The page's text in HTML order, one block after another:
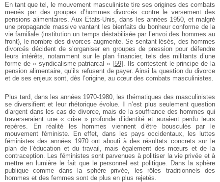
En tant que tel, le mouvement masculiniste tire ses origines des combats
menés par des groupes d’hommes divorcés contre le versement des
pensions alimentaires.Aux Etats-Unis, dans les années 1950, et malgré
une propagande massive vantant les bienfaits du bonheur conforme de la
vie familiale (institution un temps déstabilisée par l’envoi des hommes au
front), le nombre des divorces augmente. Se sentant lésés, des hommes
divorcés décident de s’organiser en groupes de pression pour défendre
leurs intérêts, notamment sur le plan financier, tels des militants d’une
forme de « syndicalisme patriarcal » [59] . Ils contestent le principe de la
pension alimentaire, qu’ils refusent de payer. Ainsi la question du divorce
et de ses enjeux sont, dès l’origine, au cœur des combats masculinistes.
Plus tard, dans les années 1970-1980, les thématiques des masculinistes
se diversifient et leur rhétorique évolue. Il n’est plus seulement question
d’argent dans les cas de divorce, mais de la souffrance des hommes qui
traverseraient une « crise » profonde d’identité et auraient perdu leurs
repères. En réalité les hommes viennent d’être bousculés par le
mouvement féministe. En effet, dans les pays occidentaux, les luttes
féministes des années 1970 ont abouti à des résultats concrets sur le
plan de l’éducation et du travail, mais également des mœurs et de la
contraception. Les féministes sont parvenues à politiser la vie privée et à
mettre en lumière le fait que le personnel est politique. Dans la sphère
publique comme dans la sphère privée, les rôles traditionnels des
hommes et des femmes sont de plus en plus rejetés.